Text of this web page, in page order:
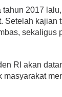
2017
Setelah kajian
sekaligus
RI akan